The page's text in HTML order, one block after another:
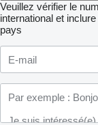
Veuillez vérifier le
international et
pays